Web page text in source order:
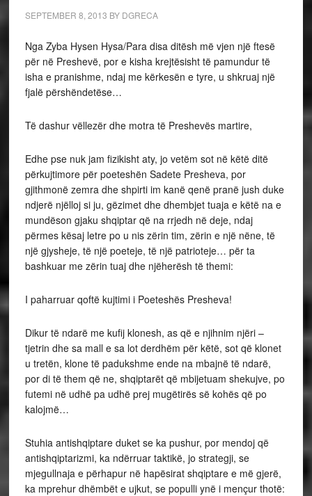
SEPTEMBER 8, 2013 BY DGRECA
Nga Zyba Hysen Hysa/Para disa ditësh më vjen një ftesë
për në Preshevë, por e kisha krejtësisht të pamundur të
isha e pranishme, ndaj me kërkesën e tyre, u shkruaj një
fjalë përshëndetëse…
Të dashur vëllezër dhe motra të Preshevës martire,
Edhe pse nuk jam fizikisht aty, jo vetëm sot në këtë ditë
përkujtimore për poeteshën Sadete Presheva, por
gjithmonë zemra dhe shpirti im kanë qenë pranë jush duke
ndjerë njëlloj si ju, gëzimet dhe dhembjet tuaja e këtë na e
mundëson gjaku shqiptar që na rrjedh në deje, ndaj
përmes kësaj letre po u nis zërin tim, zërin e një nëne, të
një gjysheje, të një poeteje, të një patrioteje… për ta
bashkuar me zërin tuaj dhe njëherësh të themi:
I paharruar qoftë kujtimi i Poeteshës Presheva!
Dikur të ndarë me kufij klonesh, as që e njihnim njëri –
tjetrin dhe sa mall e sa lot derdhëm për këtë, sot që klonet
u tretën, klone të padukshme ende na mbajnë të ndarë,
por di të them që ne, shqiptarët që mbijetuam shekujve, po
futemi në udhë pa udhë prej mugëtirës së kohës që po
kalojmë…
Stuhia antishqiptare duket se ka pushur, por mendoj që
antishqiptarizmi, ka ndërruar taktikë, jo strategji, se
mjegullnaja e përhapur në hapësirat shqiptare e më gjerë,
ka mprehur dhëmbët e ujkut, se populli ynë i mençur thotë: